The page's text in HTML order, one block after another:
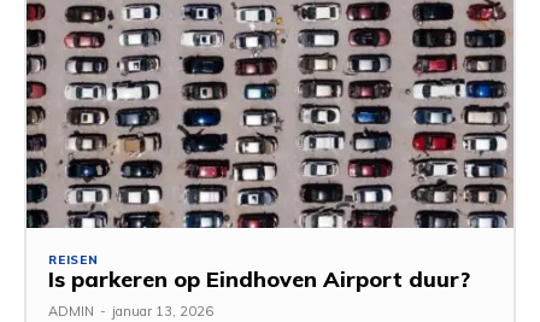
REISEN
Is parkeren op Eindhoven Airport duur?
ADMIN - januar 13, 2026